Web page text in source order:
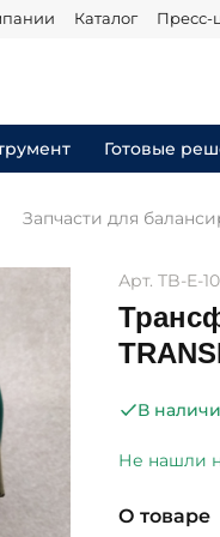
Каталог Пресс-
Готовые
Запчасти для
Арт. TB-E-
В
Не нашли
О товаре